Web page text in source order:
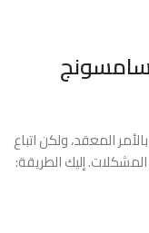
المعقد، ولكن اتباع
إليك الطريقة: